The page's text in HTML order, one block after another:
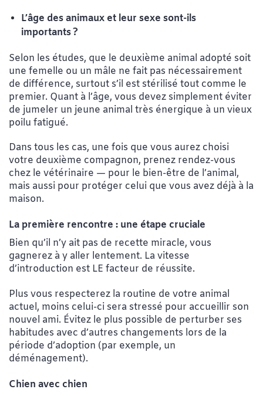
L’âge des animaux et leur sexe sont-ils
importants ?
Selon les études, que le deuxième animal adopté soit
une femelle ou un mâle ne fait pas nécessairement
de différence, surtout s’il est stérilisé tout comme le
premier. Quant à l’âge, vous devez simplement éviter
de jumeler un jeune animal très énergique à un vieux
poilu fatigué.
Dans tous les cas, une fois que vous aurez choisi
votre deuxième compagnon, prenez rendez-vous
chez le vétérinaire — pour le bien-être de l’animal,
mais aussi pour protéger celui que vous avez déjà à la
maison.
La première rencontre : une étape cruciale
Bien qu’il n’y ait pas de recette miracle, vous
gagnerez à y aller lentement. La vitesse
d’introduction est LE facteur de réussite.
Plus vous respecterez la routine de votre animal
actuel, moins celui-ci sera stressé pour accueillir son
nouvel ami. Évitez le plus possible de perturber ses
habitudes avec d’autres changements lors de la
période d’adoption (par exemple, un
déménagement).
Chien avec chien